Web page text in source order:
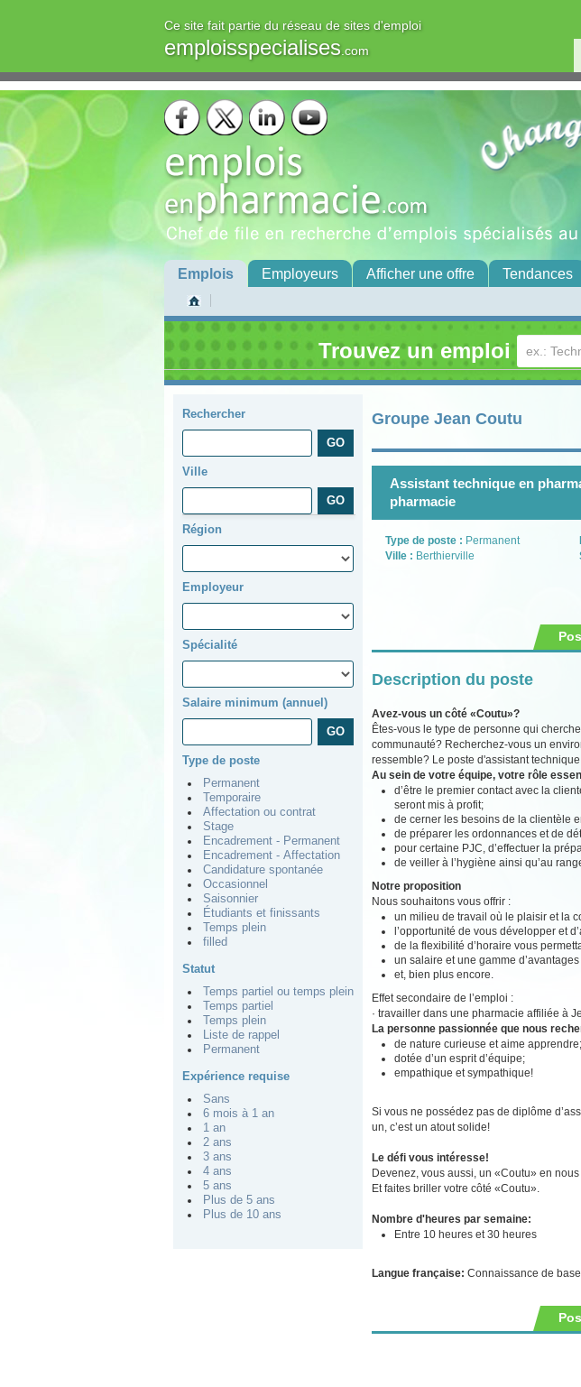
Ce site fait partie du réseau de sites d'emploi
emploisspecialises.com
Emplois Employeurs Afficher une offre Tendances
Trouvez un emploi
Rechercher
Ville
Région
Employeur
Spécialité
Salaire minimum (annuel)
Type de poste
Permanent
Temporaire
Affectation ou contrat
Stage
Encadrement - Permanent
Encadrement - Affectation
Candidature spontanée
Occasionnel
Saisonnier
Étudiants et finissants
Temps plein
filled
Statut
Temps partiel ou temps plein
Temps partiel
Temps plein
Liste de rappel
Permanent
Expérience requise
Sans
6 mois à 1 an
1 an
2 ans
3 ans
4 ans
5 ans
Plus de 5 ans
Plus de 10 ans
Groupe Jean Coutu
Assistant technique en
pharmacie
Type de poste : Permanent
Ville : Berthierville
Description du poste
Avez-vous un côté «Coutu»?
Êtes-vous le type de personne qui
communauté? Recherchez-vous un
ressemble? Le poste d'assistant
Au sein de votre équipe, votre rôle
d’être le premier contact avec la
seront mis à profit;
de cerner les besoins de la clientèle
de préparer les ordonnances et de
pour certaine PJC, d’effectuer la
de veiller à l’hygiène ainsi qu’au
Notre proposition
Nous souhaitons vous offrir :
un milieu de travail où le plaisir et la
l’opportunité de vous développer et
de la flexibilité d’horaire vous
un salaire et une gamme
et, bien plus encore.
Effet secondaire de l’emploi :
· travailler dans une pharmacie affiliée à
La personne passionnée que nous
de nature curieuse et aime apprendre;
dotée d’un esprit d’équipe;
empathique et sympathique!
Si vous ne possédez pas de diplôme
un, c’est un atout solide!
Le défi vous intéresse!
Devenez, vous aussi, un «Coutu» en
Et faites briller votre côté «Coutu».
Nombre d'heures par semaine:
Entre 10 heures et 30 heures
Langue française: Connaissance de base